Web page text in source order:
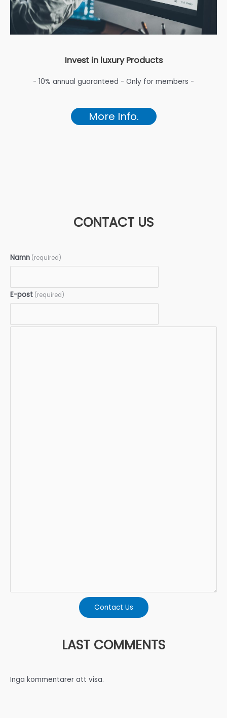
Invest in luxury Products
- 10% annual guaranteed - Only for members -
More Info.
CONTACT US
Namn (required)
E-post (required)
Contact Us
LAST COMMENTS
Inga kommentarer att visa.